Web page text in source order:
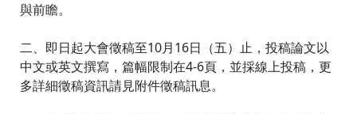
與前瞻。
二、即日起大會徵稿至10月16日（五）止，投稿論文以
中文或英文撰寫，篇幅限制在4-6頁，並採線上投稿，更
多詳細徵稿資訊請見附件徵稿訊息。